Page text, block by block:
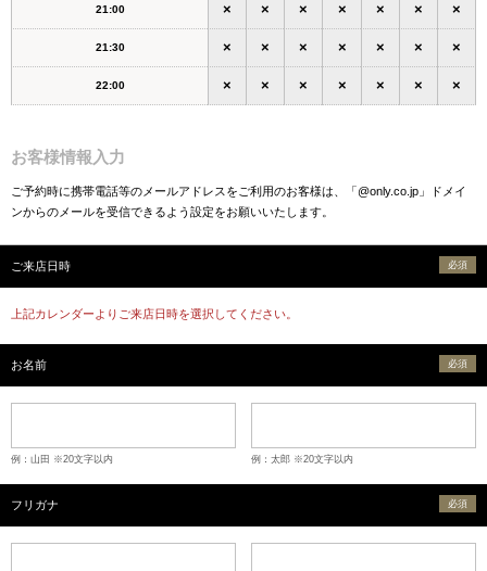
21:00 × × × × × × ×
21:30 × × × × × × ×
22:00 × × × × × × ×
お客様情報入力
ご予約時に携帯電話等のメールアドレスをご利用のお客様は、「@only.co.jp」ドメイ
ンからのメールを受信できるよう設定をお願いいたします。
ご来店日時 必須
上記カレンダーよりご来店日時を選択してください。
お名前 必須
例：山田 ※20文字以内 例：太郎 ※20文字以内
フリガナ 必須